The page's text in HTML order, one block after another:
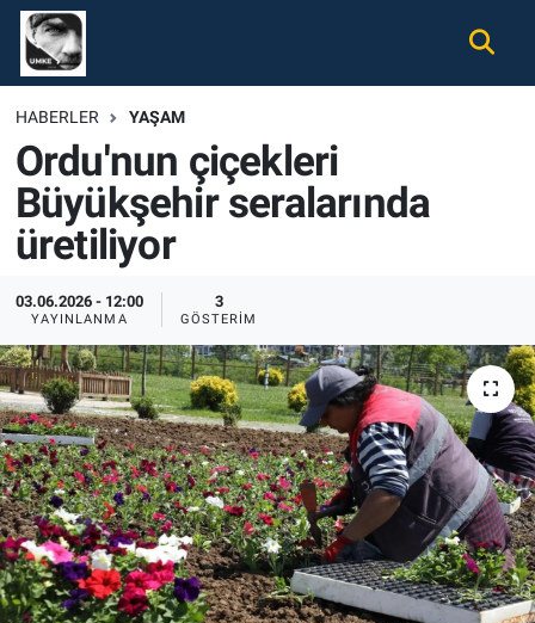
HABERLER YAŞAM
Ordu'nun çiçekleri
Büyükşehir seralarında
üretiliyor
03.06.2026 - 12:00
YAYINLANMA
3
GÖSTERIM
Gündem
Ekonomi
Spor
Magazin
Tüm Haberler
İletişim
Künye
Nöbetçi Eczaneler
Hava Durumu
Namaz Vakitleri
Trafik Durumu
Süper Lig Puan Durumu ve Fikstür
Tüm Manşetler
Son Dakika Haberleri
Haber Arşivi